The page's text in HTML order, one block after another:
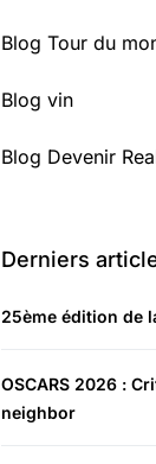
Blog Tour du
Blog vin
Blog Devenir
Derniers
25ème édition de
OSCARS 2026 :
neighbor